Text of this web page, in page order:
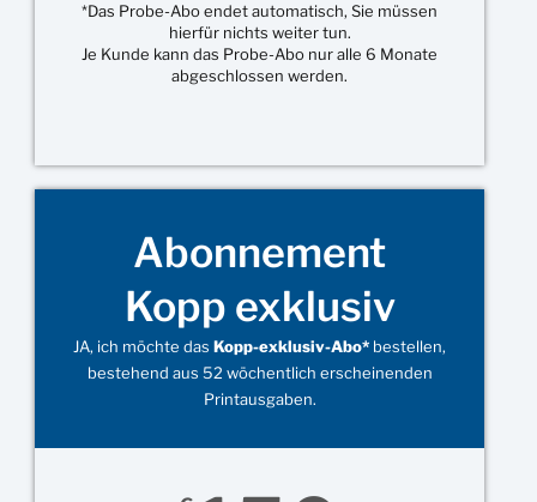
*Das Probe-Abo endet automatisch, Sie müssen
hierfür nichts weiter tun.
Je Kunde kann das Probe-Abo nur alle 6 Monate
abgeschlossen werden.
Abonnement
Kopp exklusiv
JA, ich möchte dasKopp-exklusiv-Abo* bestellen,
bestehend aus 52 wöchentlich erscheinenden
Printausgaben.